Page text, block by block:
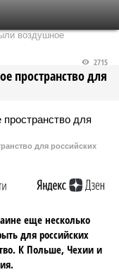
воздушное
пространство для
2715
для российских
еще несколько
для российских
К Польше, Чехии и